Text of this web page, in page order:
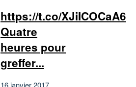
https://t.co/XJiICOCaA6
Quatre
heures pour
greffer...
16 janvier 2017